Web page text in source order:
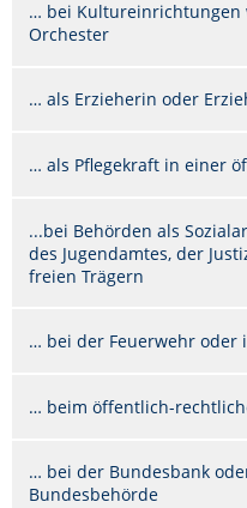
… bei Kultureinrichtungen
Orchester
… als Erzieherin oder
… als Pflegekraft in einer
...bei Behörden als
des Jugendamtes, der
freien Trägern
… bei der Feuerwehr oder
… beim öffentlich-
… bei der Bundesbank
Bundesbehörde